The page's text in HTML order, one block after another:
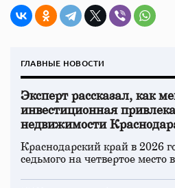
ГЛАВНЫЕ НОВОСТИ
Эксперт рассказал, как
инвестиционная
недвижимости
Краснодарский край в 2026
седьмого на четвертое место